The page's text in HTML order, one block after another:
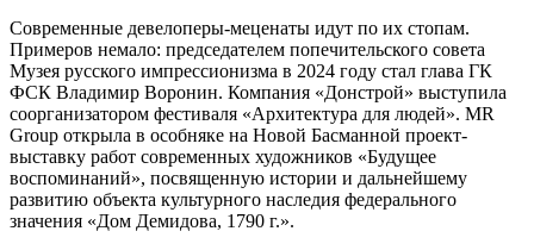
Современные девелоперы-меценаты идут по их стопам.
Примеров немало: председателем попечительского совета
Музея русского импрессионизма в 2024 году стал глава ГК
ФСК Владимир Воронин. Компания «Донстрой» выступила
соорганизатором фестиваля «Архитектура для людей». MR
Group открыла в особняке на Новой Басманной проект-
выставку работ современных художников «Будущее
воспоминаний», посвященную истории и дальнейшему
развитию объекта культурного наследия федерального
значения «Дом Демидова, 1790 г.».